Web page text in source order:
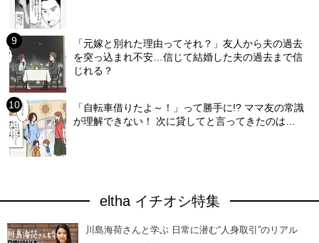
「元嫁と別れた理由ってそれ？」友人から夫の過去
を突っ込まれ不安…信じて結婚した夫の過去まで信
じれる？
「自転車借りたよ～！」って勝手に!? ママ友の常識
が理解できない！ 次に貸してと言ってきたのは…
eltha イチオシ特集
川島海荷さんと学ぶ 日常に潜む“人身取引”のリアル